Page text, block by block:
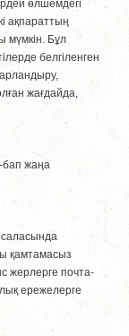
өлшемдегi
ақпараттың
мүмкiн. Бұл
белгiленген
жағдайда,
бап жаңа
саласында
қамтамасыз
жерлерге почта-
ережелерге